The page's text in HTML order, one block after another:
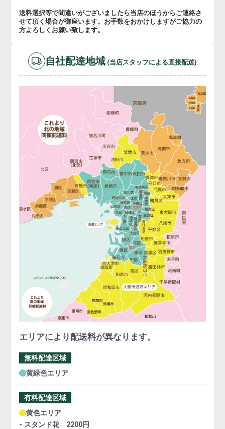
送料選択等で間違いがございましたら当店のほうからご連絡さ
せて頂く場合が御座います。お手数をおかけしますがご協力の
方よろしくお願い致します。
自社配達地域 (当店スタッフによる直接配送)
エリアにより配送料が異なります。
無料配達区域
黄緑色エリア
有料配達区域
黄色エリア
- スタンド花 2200円